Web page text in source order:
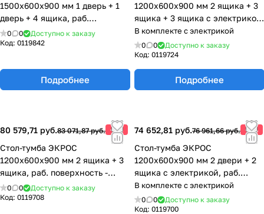
1500х600х900 мм 1 дверь + 1
дверь + 4 ящика, раб.
поверхность - LABGRADE
77.0151.10.08-01
0 0
Доступно к заказу
Код: 0119842
Подробнее
1200х600х900 мм 2 ящика + 3
ящика + 3 ящика с электрикой,
раб. поверхность - LABGRADE
77.0139.10.08-01
В комплекте с электрикой
0 0
Доступно к заказу
Код: 0119724
Подробнее
80 579,71 руб.83 071,87 руб. -3%
Стол-тумба ЭКРОС
1200х600х900 мм 2 ящика + 3
ящика, раб. поверхность -
LABGRADE 77.0141.10.08-01
0 0
Доступно к заказу
Код: 0119708
74 652,81 руб.76 961,66 руб. -3%
Стол-тумба ЭКРОС
1200х600х900 мм 2 двери + 2
ящика с электрикой, раб.
поверхность - LABGRADE
77.0135.10.08-01
В комплекте с электрикой
0 0
Доступно к заказу
Код: 0119700